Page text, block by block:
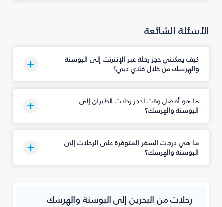
الأسئلة الشائعة
كيف يمكنني حجز رحلة عبر الإنترنت إلى البوسنة
والهرسك من خلال فلاي دبي؟
ما هو أفضل وقت لحجز رحلات الطيران إلى
البوسنة والهرسك؟
ما هي درجات السفر المتوفرة على الرحلات إلى
البوسنة والهرسك؟
رحلات من البحرين إلى البوسنة والهرسك